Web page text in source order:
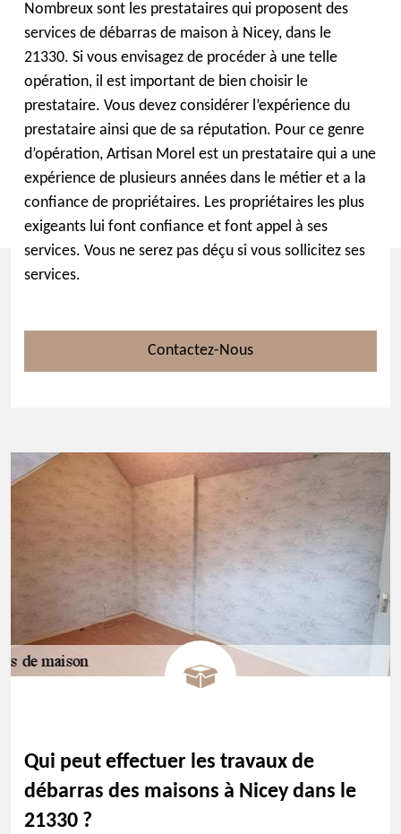
Nombreux sont les prestataires qui proposent des
services de débarras de maison à Nicey, dans le
21330. Si vous envisagez de procéder à une telle
opération, il est important de bien choisir le
prestataire. Vous devez considérer l’expérience du
prestataire ainsi que de sa réputation. Pour ce genre
d’opération, Artisan Morel est un prestataire qui a une
expérience de plusieurs années dans le métier et a la
confiance de propriétaires. Les propriétaires les plus
exigeants lui font confiance et font appel à ses
services. Vous ne serez pas déçu si vous sollicitez ses
services.
Contactez-Nous
Qui peut effectuer les travaux de
débarras des maisons à Nicey dans le
21330 ?